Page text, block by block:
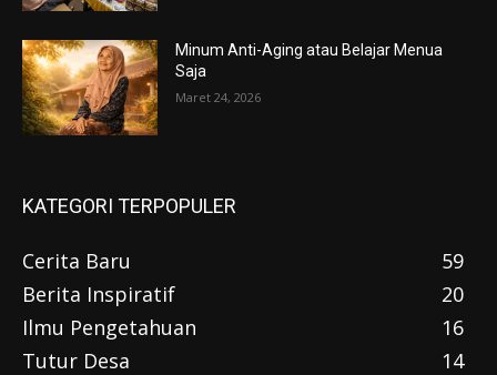
Minum Anti-Aging atau Belajar Menua
Saja
Maret 24, 2026
KATEGORI TERPOPULER
Cerita Baru
59
Berita Inspiratif
20
Ilmu Pengetahuan
16
Tutur Desa
14